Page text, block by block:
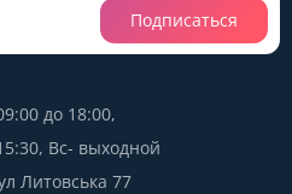
Подписаться
до 18:00,
Вс- выходной
Литовська 77